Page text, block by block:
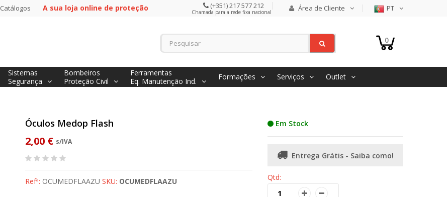
Catálogos A sua loja online de proteção (+351) 217 577 212
Chamada para a rede fixa nacional Área de Cliente PT
0
Sistemas
Segurança
Bombeiros
Proteção Civil
Ferramentas
Eq. Manutenção Ind.
Formações Serviços Outlet
Óculos Medop Flash
2,00 € s/IVA
Refª: OCUMEDFLAAZU SKU: OCUMEDFLAAZU
Em Stock
Entrega Grátis - Saiba como!
Qtd: